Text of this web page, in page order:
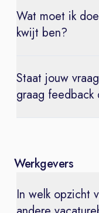
Wat moet ik
kwijt ben?
Staat jouw
graag feedback
Werkgevers
In welk opzicht